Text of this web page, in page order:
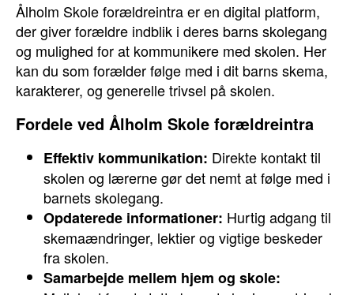
Ålholm Skole forældreintra er en digital platform,
der giver forældre indblik i deres barns skolegang
og mulighed for at kommunikere med skolen. Her
kan du som forælder følge med i dit barns skema,
karakterer, og generelle trivsel på skolen.
Fordele ved Ålholm Skole forældreintra
Effektiv kommunikation: Direkte kontakt til
skolen og lærerne gør det nemt at følge med i
barnets skolegang.
Opdaterede informationer: Hurtig adgang til
skemaændringer, lektier og vigtige beskeder
fra skolen.
Samarbejde mellem hjem og skole: